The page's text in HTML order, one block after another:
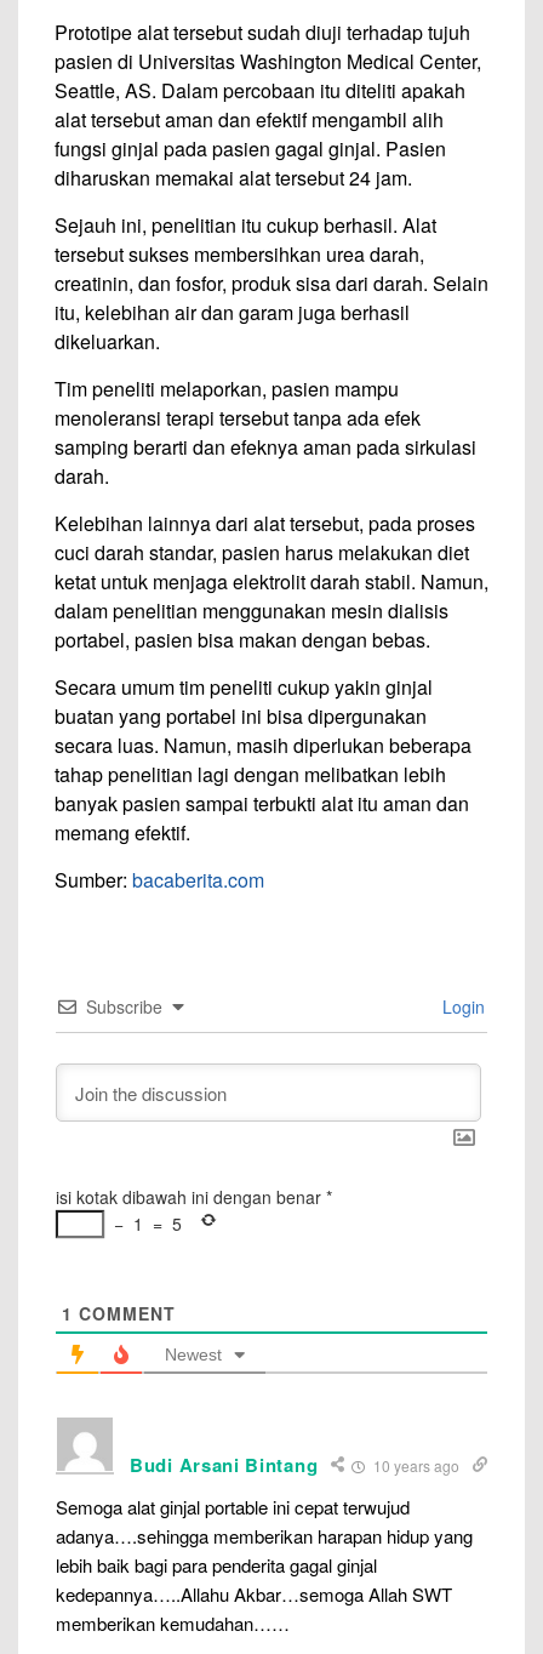
Prototipe alat tersebut sudah diuji terhadap tujuh
pasien di Universitas Washington Medical Center,
Seattle, AS. Dalam percobaan itu diteliti apakah
alat tersebut aman dan efektif mengambil alih
fungsi ginjal pada pasien gagal ginjal. Pasien
diharuskan memakai alat tersebut 24 jam.
Sejauh ini, penelitian itu cukup berhasil. Alat
tersebut sukses membersihkan urea darah,
creatinin, dan fosfor, produk sisa dari darah. Selain
itu, kelebihan air dan garam juga berhasil
dikeluarkan.
Tim peneliti melaporkan, pasien mampu
menoleransi terapi tersebut tanpa ada efek
samping berarti dan efeknya aman pada sirkulasi
darah.
Kelebihan lainnya dari alat tersebut, pada proses
cuci darah standar, pasien harus melakukan diet
ketat untuk menjaga elektrolit darah stabil. Namun,
dalam penelitian menggunakan mesin dialisis
portabel, pasien bisa makan dengan bebas.
Secara umum tim peneliti cukup yakin ginjal
buatan yang portabel ini bisa dipergunakan
secara luas. Namun, masih diperlukan beberapa
tahap penelitian lagi dengan melibatkan lebih
banyak pasien sampai terbukti alat itu aman dan
memang efektif.
Sumber: bacaberita.com
Subscribe Login
isi kotak dibawah ini dengan benar *
− 1 = 5
1 COMMENT
Newest
Budi Arsani Bintang 10 years ago
Semoga alat ginjal portable ini cepat terwujud
adanya….sehingga memberikan harapan hidup yang
lebih baik bagi para penderita gagal ginjal
kedepannya…..Allahu Akbar…semoga Allah SWT
memberikan kemudahan……